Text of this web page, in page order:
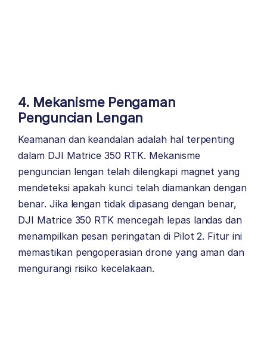
4. Mekanisme Pengaman
Penguncian Lengan
Keamanan dan keandalan adalah hal terpenting
dalam DJI Matrice 350 RTK. Mekanisme
penguncian lengan telah dilengkapi magnet yang
mendeteksi apakah kunci telah diamankan dengan
benar. Jika lengan tidak dipasang dengan benar,
DJI Matrice 350 RTK mencegah lepas landas dan
menampilkan pesan peringatan di Pilot 2. Fitur ini
memastikan pengoperasian drone yang aman dan
mengurangi risiko kecelakaan.